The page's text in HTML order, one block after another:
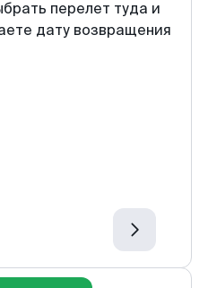
перелет туда и
дату возвращения